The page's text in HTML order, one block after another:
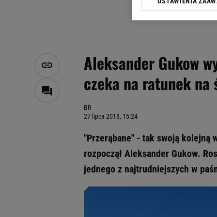
Aleksander Gukow
czeka na ratunek na
BR
27 lipca 2018, 15:24
"Przerąbane" - tak swoją kolejną
rozpoczął Aleksander Gukow.
jednego z najtrudniejszych w
Klikając „Akceptuję”
Zaufanych Partnerów i
My, nasi Zaufani
Użycie dokładnych
Przechowywanie